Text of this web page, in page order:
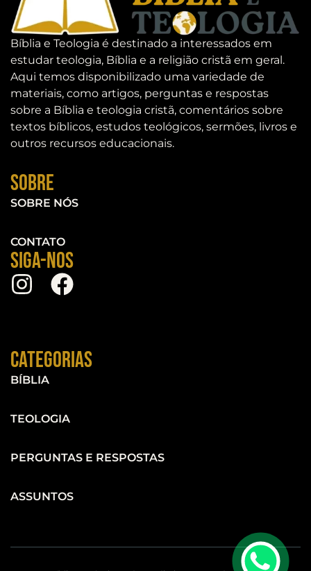
Bíblia e Teologia é destinado a interessados em
estudar teologia, Bíblia e a religião cristã em geral.
Aqui temos disponibilizado uma variedade de
materiais, como artigos, perguntas e respostas
sobre a Bíblia e teologia cristã, comentários sobre
textos bíblicos, estudos teológicos, sermões, livros e
outros recursos educacionais.
Sobre
SOBRE NÓS
CONTATO
Siga-nos
Categorias
BÍBLIA
TEOLOGIA
PERGUNTAS E RESPOSTAS
ASSUNTOS